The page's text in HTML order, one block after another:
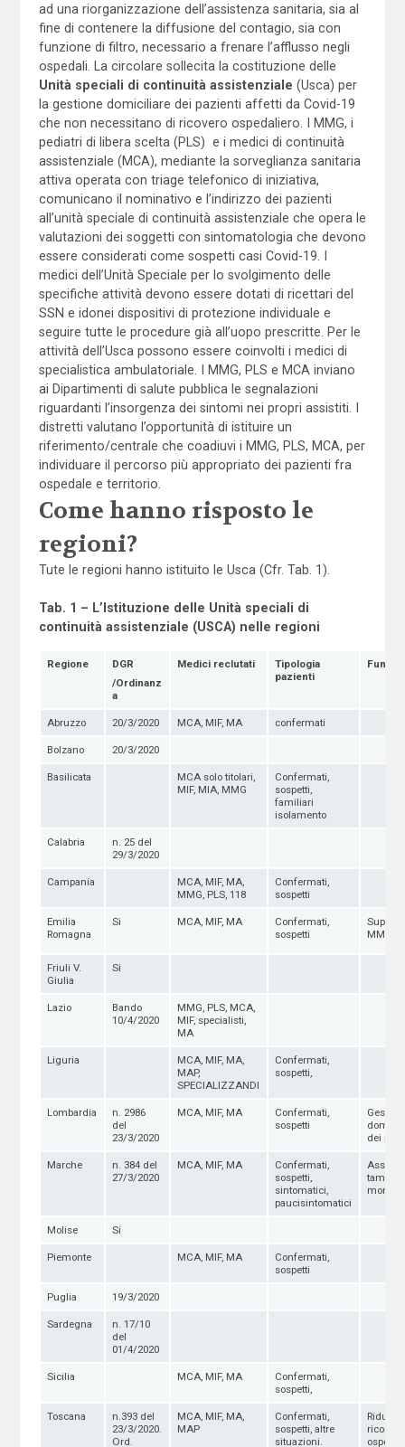
ad una riorganizzazione dell’assistenza sanitaria, sia al
fine di contenere la diffusione del contagio, sia con
funzione di filtro, necessario a frenare l’afflusso negli
ospedali. La circolare sollecita la costituzione delle
Unità speciali di continuità assistenziale (Usca) per
la gestione domiciliare dei pazienti affetti da Covid-19
che non necessitano di ricovero ospedaliero. I MMG, i
pediatri di libera scelta (PLS) e i medici di continuità
assistenziale (MCA), mediante la sorveglianza sanitaria
attiva operata con triage telefonico di iniziativa,
comunicano il nominativo e l’indirizzo dei pazienti
all’unità speciale di continuità assistenziale che opera le
valutazioni dei soggetti con sintomatologia che devono
essere considerati come sospetti casi Covid-19. I
medici dell’Unità Speciale per lo svolgimento delle
specifiche attività devono essere dotati di ricettari del
SSN e idonei dispositivi di protezione individuale e
seguire tutte le procedure già all’uopo prescritte. Per le
attività dell’Usca possono essere coinvolti i medici di
specialistica ambulatoriale. I MMG, PLS e MCA inviano
ai Dipartimenti di salute pubblica le segnalazioni
riguardanti l’insorgenza dei sintomi nei propri assistiti. I
distretti valutano l’opportunità di istituire un
riferimento/centrale che coadiuvi i MMG, PLS, MCA, per
individuare il percorso più appropriato dei pazienti fra
ospedale e territorio.
Come hanno risposto le
regioni?
Tute le regioni hanno istituito le Usca (Cfr. Tab. 1).
Tab. 1 – L’Istituzione delle Unità speciali di
continuità assistenziale (USCA) nelle regioni
Regione
DGR
/Ordinanz
a
Medici reclutati
Tipologia
pazienti
Abruzzo 20/3/2020 MCA, MIF, MA confermati
Bolzano 20/3/2020
Basilicata
MCA solo titolari,
MIF, MIA, MMG
Confermati,
sospetti,
familiari
isolamento
Calabria
n. 25 del
29/3/2020
Campania
MCA, MIF, MA,
MMG, PLS, 118
Confermati,
sospetti
Emilia
Romagna
Si MCA, MIF, MA
Confermati,
sospetti
MMG
Friuli V.
Giulia
Si
Lazio
Bando
10/4/2020
MMG, PLS, MCA,
MIF, specialisti,
MA
Liguria
MCA, MIF, MA,
MAP,
SPECIALIZZANDI
Confermati,
sospetti,
Lombardia
n. 2986
del
23/3/2020
MCA, MIF, MA
Confermati,
sospetti
dei
Marche
n. 384 del
27/3/2020
MCA, MIF, MA
Confermati,
sospetti,
sintomatici,
paucisintomatici
Molise Si
Piemonte MCA, MIF, MA
Confermati,
sospetti
Puglia 19/3/2020
Sardegna
n. 17/10
del
01/4/2020
Sicilia MCA, MIF, MA
Confermati,
sospetti,
Toscana
n.393 del
23/3/2020.
Ord.
MCA, MIF, MA,
MAP
Confermati,
sospetti, altre
situazioni.
Ridurre
ricorso